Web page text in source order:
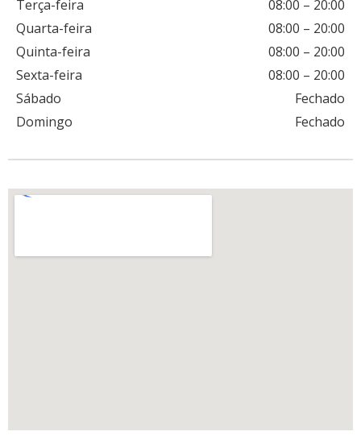
Terça-feira
08:00 – 20:00
Quarta-feira
08:00 – 20:00
Quinta-feira
08:00 – 20:00
Sexta-feira
08:00 – 20:00
Sábado
Fechado
Domingo
Fechado